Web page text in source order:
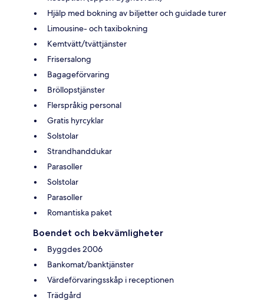
Hjälp med bokning av biljetter och guidade turer
Limousine- och taxibokning
Kemtvätt/tvättjänster
Frisersalong
Bagageförvaring
Bröllopstjänster
Flerspråkig personal
Gratis hyrcyklar
Solstolar
Strandhanddukar
Parasoller
Solstolar
Parasoller
Romantiska paket
Boendet och bekvämligheter
Byggdes 2006
Bankomat/banktjänster
Värdeförvaringsskåp i receptionen
Trädgård